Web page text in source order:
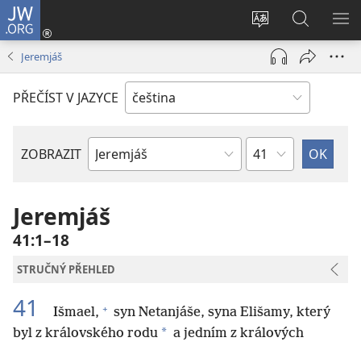
JW.ORG
Změnit
jazyk
stránek
Přihlásit
se
(otevřeno
okno)
Hledat
na
JW.ORG
Jeremjáš
PŘEČÍST V JAZYCE
ZOBRAZIT
Biblická
Kapitola
Jeremjáš
41:1–18
STRUČNÝ PŘEHLED
41 Išmael, + syn Netanjáše, syna Elišamy, který
byl z královského rodu * a jedním z králových